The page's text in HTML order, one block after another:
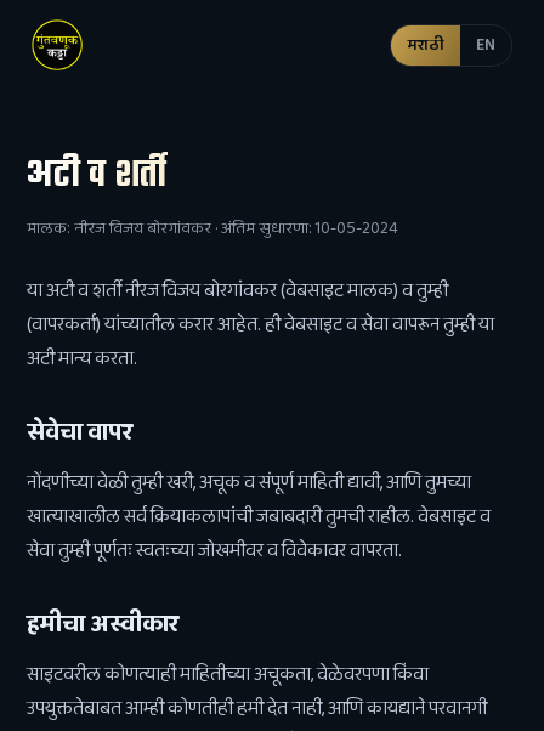
मराठी EN
अटी व शर्ती
मालक: नीरज विजय बोरगांवकर · अंतिम सुधारणा: 10-05-2024
या अटी व शर्ती नीरज विजय बोरगांवकर (वेबसाइट मालक) व तुम्ही
(वापरकर्ता) यांच्यातील करार आहेत. ही वेबसाइट व सेवा वापरून तुम्ही या
अटी मान्य करता.
सेवेचा वापर
नोंदणीच्या वेळी तुम्ही खरी, अचूक व संपूर्ण माहिती द्यावी, आणि तुमच्या
खात्याखालील सर्व क्रियाकलापांची जबाबदारी तुमची राहील. वेबसाइट व
सेवा तुम्ही पूर्णतः स्वतःच्या जोखमीवर व विवेकावर वापरता.
हमीचा अस्वीकार
साइटवरील कोणत्याही माहितीच्या अचूकता, वेळेवरपणा किंवा
उपयुक्ततेबाबत आम्ही कोणतीही हमी देत नाही, आणि कायद्याने परवानगी